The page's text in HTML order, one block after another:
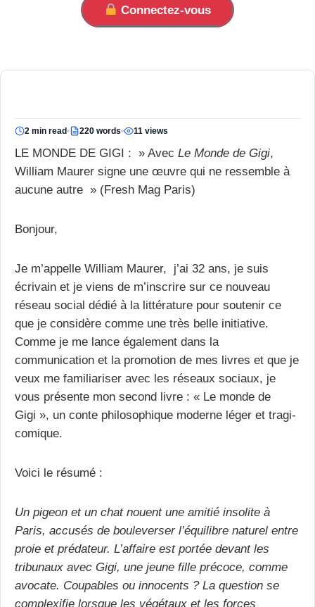
Connectez-vous
2 min read 220 words 11 views
LE MONDE DE GIGI : » Avec Le Monde de Gigi,
William Maurer signe une œuvre qui ne ressemble à
aucune autre » (Fresh Mag Paris)
Bonjour,
Je m’appelle William Maurer, j’ai 32 ans, je suis
écrivain et je viens de m’inscrire sur ce nouveau
réseau social dédié à la littérature pour soutenir ce
que je considère comme une très belle initiative.
Comme je me lance également dans la
communication et la promotion de mes livres et que je
veux me familiariser avec les réseaux sociaux, je
vous présente mon second livre : « Le monde de
Gigi », un conte philosophique moderne léger et tragi-
comique.
Voici le résumé :
Un pigeon et un chat nouent une amitié insolite à
Paris, accusés de bouleverser l’équilibre naturel entre
proie et prédateur. L’affaire est portée devant les
tribunaux avec Gigi, une jeune fille précoce, comme
avocate. Coupables ou innocents ? La question se
complexifie lorsque les végétaux et les forces